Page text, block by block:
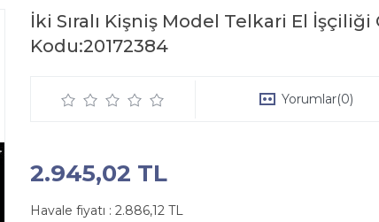
İki Sıralı Kişniş Model Telkari El
Kodu:20172384
Yorumlar(0)
2.945,02 TL
Havale fiyatı : 2.886,12 TL